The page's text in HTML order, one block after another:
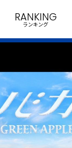
RANKING
ランキング